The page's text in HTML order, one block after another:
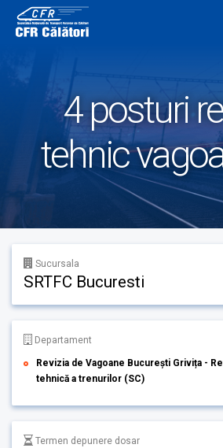
content
4 posturi
tehnic
Sucursala
SRTFC Bucuresti
Departament
Revizia de Vagoane București Grivița -
tehnică a trenurilor (SC)
Termen depunere dosar